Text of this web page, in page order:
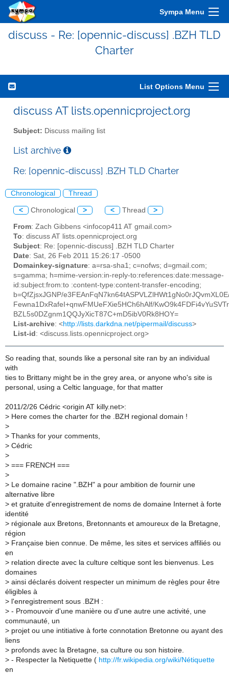
Sympa Menu
discuss - Re: [opennic-discuss] .BZH TLD
Charter
List Options Menu
discuss AT lists.opennicproject.org
Subject: Discuss mailing list
List archive
Re: [opennic-discuss] .BZH TLD Charter
Chronological Thread
< Chronological > < Thread >
From: Zach Gibbens <infocop411 AT gmail.com>
To: discuss AT lists.opennicproject.org
Subject: Re: [opennic-discuss] .BZH TLD Charter
Date: Sat, 26 Feb 2011 15:26:17 -0500
Domainkey-signature: a=rsa-sha1; c=nofws; d=gmail.com;
s=gamma; h=mime-version:in-reply-to:references:date:message-
id:subject:from:to :content-type:content-transfer-encoding;
b=QfZjsxJGNP/
Fewna1DxRafeI+qnwFMUeFXie5HCh6hAlf/
BZL5s0DZgnm1QQJyXicT87C+mD5ibV0Rk8HOY=
List-archive: <http://lists.darkdna.net/pipermail/discuss>
List-id : <discuss.lists.opennicproject.org>
So reading that, sounds like a personal site ran by an individual
with
ties to Brittany might be in the grey area, or anyone who's site is
personal, using a Celtic language, for that matter
2011/2/26 Cédric <origin AT killy.net>:
> Here comes the charter for the .BZH regional domain !
>
> Thanks for your comments,
> Cédric
>
> === FRENCH ===
>
> Le domaine racine ".BZH" a pour ambition de fournir une
alternative libre
> et gratuite d'enregistrement de noms de domaine Internet à forte
identité
> régionale aux Bretons, Bretonnants et amoureux de la Bretagne,
région
> Française bien connue. De même, les sites et services affiliés ou
en
> relation directe avec la culture celtique sont les bienvenus. Les
domaines
> ainsi déclarés doivent respecter un minimum de règles pour être
éligibles à
> l'enregistrement sous .BZH :
> - Promouvoir d'une manière ou d'une autre une activité, une
communauté, un
> projet ou une intitiative à forte connotation Bretonne ou ayant des
liens
> profonds avec la Bretagne, sa culture ou son histoire.
> - Respecter la Netiquette ( http://fr.wikipedia.org/wiki/Nétiquette
en